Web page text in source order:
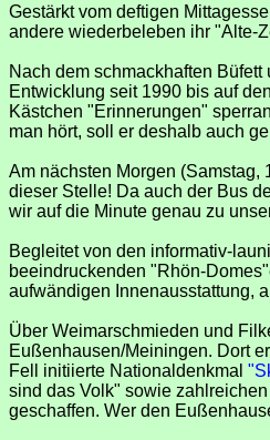
Gestärkt vom deftigen
andere wiederbeleben ihr "Alte-
Nach dem schmackhaften
Entwicklung seit 1990 bis auf
Kästchen "Erinnerungen"
man hört, soll er deshalb auch
Am nächsten Morgen (Samstag,
dieser Stelle! Da auch der Bus
wir auf die Minute genau zu
Begleitet von den informativ-
beeindruckenden "Rhön-
aufwändigen Innenausstattung,
Über Weimarschmieden und
Eußenhausen/Meiningen. Dort
Fell initiierte Nationaldenkmal
sind das Volk" sowie
geschaffen. Wer den